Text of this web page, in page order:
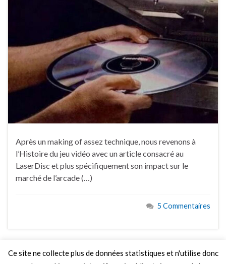
Après un making of assez technique, nous revenons à
l’Histoire du jeu vidéo avec un article consacré au
LaserDisc et plus spécifiquement son impact sur le
marché de l’arcade (…)
5 Commentaires
Ce site ne collecte plus de données statistiques et n'utilise donc